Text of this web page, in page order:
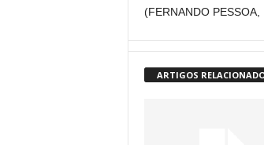
(FERNANDO
ARTIGOS